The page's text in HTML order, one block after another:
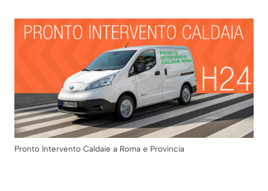
Pronto Intervento Caldaie a Roma e Provincia